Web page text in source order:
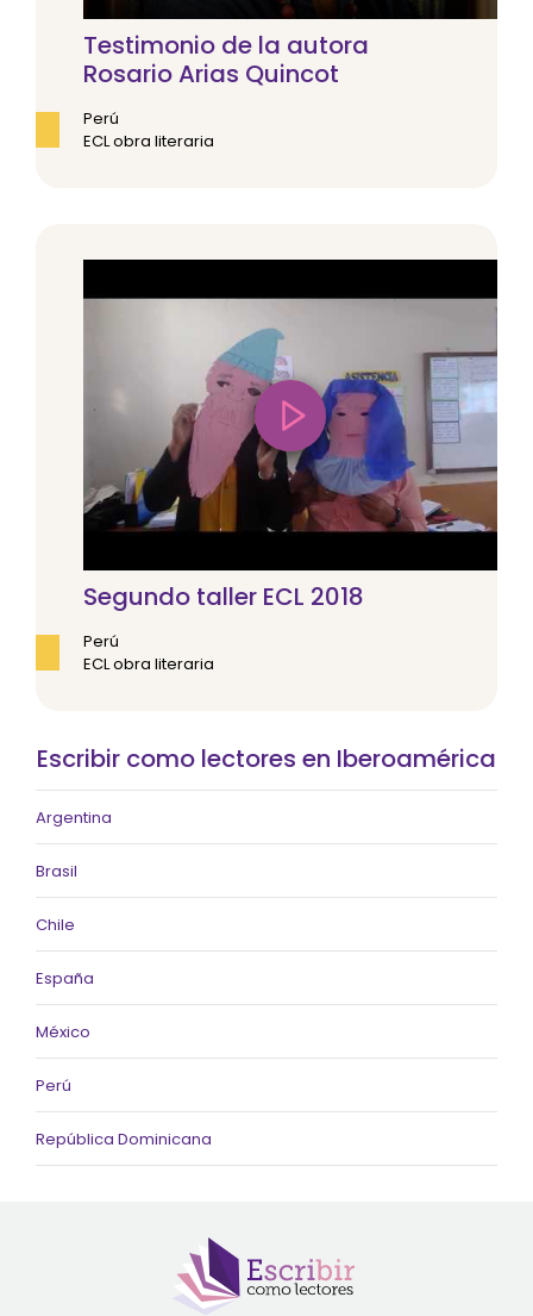
Testimonio de la autora
Rosario Arias Quincot
Perú
ECL obra literaria
Segundo taller ECL 2018
Perú
ECL obra literaria
Escribir como lectores en Iberoamérica
Argentina
Brasil
Chile
España
México
Perú
República Dominicana